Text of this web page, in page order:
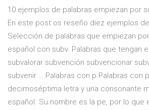
10 ejemplos de palabras empiezan por
En este post os reseño diez ejemplos
Selección de palabras que empiezan
español con subv. Palabras que tengan
subvalorar subvención subvencionar
subvenir … Palabras con p Palabras con
decimoséptima letra y una consonante
español. Su nombre es la pe, por lo que